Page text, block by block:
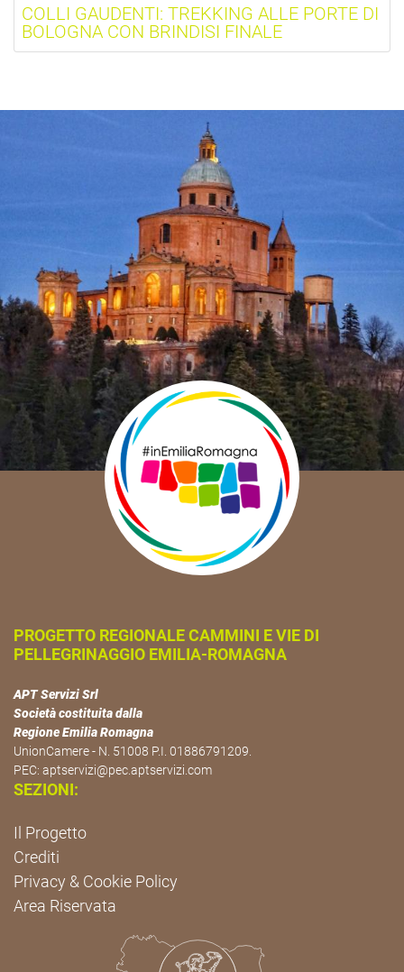
COLLI GAUDENTI: TREKKING ALLE PORTE DI
BOLOGNA CON BRINDISI FINALE
PROGETTO REGIONALE CAMMINI E VIE DI
PELLEGRINAGGIO EMILIA-ROMAGNA
APT Servizi Srl
Società costituita dalla
Regione Emilia Romagna
UnionCamere - N. 51008 P.I. 01886791209.
PEC: aptservizi@pec.aptservizi.com
SEZIONI:
Il Progetto
Crediti
Privacy & Cookie Policy
Area Riservata